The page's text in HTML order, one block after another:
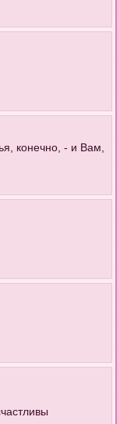
конечно, - и Вам,